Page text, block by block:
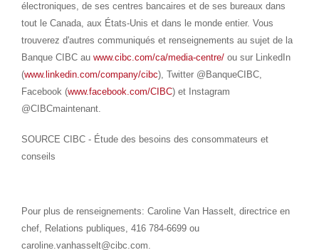
électroniques, de ses centres bancaires et de ses bureaux dans
tout leCanada, aux États-Unis et dans le monde entier. Vous
trouverez d'autres communiqués et renseignements au sujet de la
Banque CIBC auwww.cibc.com/ca/media-centre/ ou sur LinkedIn
(www.linkedin.com/company/cibc), Twitter @BanqueCIBC,
Facebook (www.facebook.com/CIBC) et Instagram
@CIBCmaintenant.
SOURCE CIBC - Étude des besoins des consommateurs et
conseils
Pour plus de renseignements: Caroline Van Hasselt, directrice en
chef, Relations publiques, 416 784-6699 ou
caroline.vanhasselt@cibc.com.